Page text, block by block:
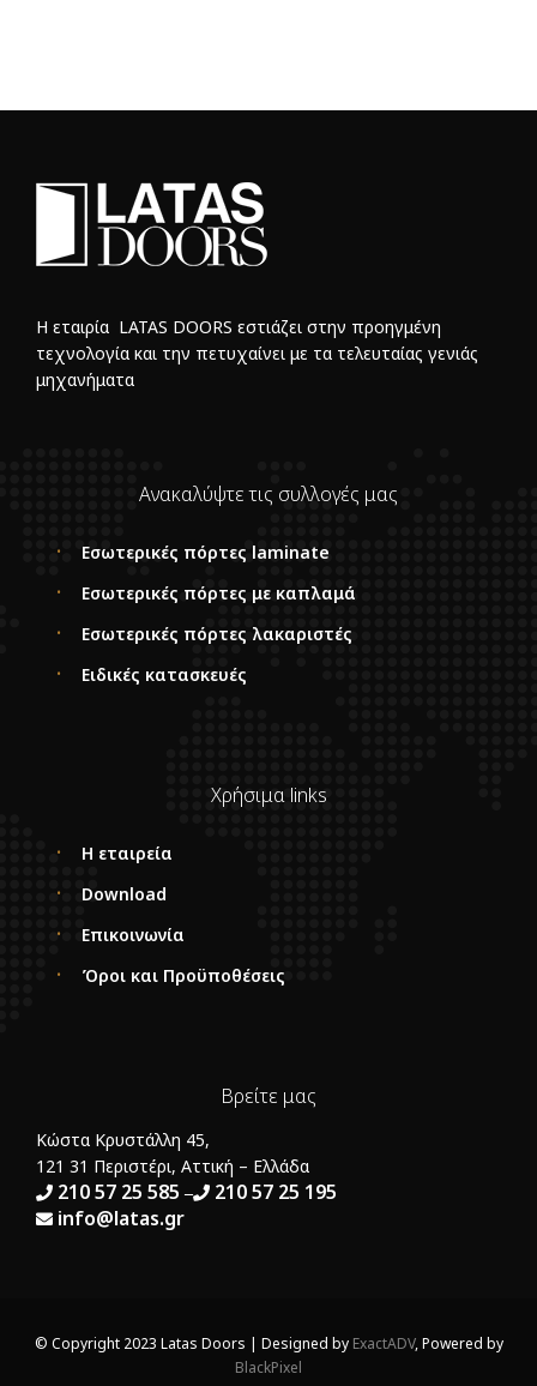
Η εταιρία LATAS DOORS εστιάζει στην προηγμένη
τεχνολογία και την πετυχαίνει με τα τελευταίας γενιάς
μηχανήματα
Ανακαλύψτε τις συλλογές μας
Εσωτερικές πόρτες laminate
Εσωτερικές πόρτες με καπλαμά
Εσωτερικές πόρτες λακαριστές
Ειδικές κατασκευές
Χρήσιμα links
Η εταιρεία
Download
Επικοινωνία
Όροι και Προϋποθέσεις
Βρείτε μας
Κώστα Κρυστάλλη 45,
121 31 Περιστέρι, Αττική – Ελλάδα
210 57 25 585 –
210 57 25 195
info@latas.gr
© Copyright 2023 Latas Doors | Designed by ExactADV, Powered by
BlackPixel